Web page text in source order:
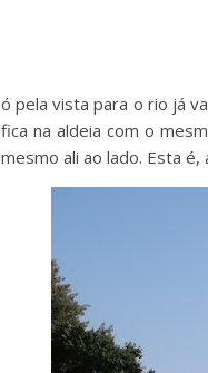
ó pela vista para o rio já
fica na aldeia com o
mesmo ali ao lado. Esta